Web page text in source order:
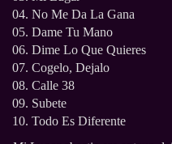
04. No Me Da La Gana
05. Dame Tu Mano
06. Dime Lo Que Quieres
07. Cogelo, Dejalo
08. Calle 38
09. Subete
10. Todo Es Diferente